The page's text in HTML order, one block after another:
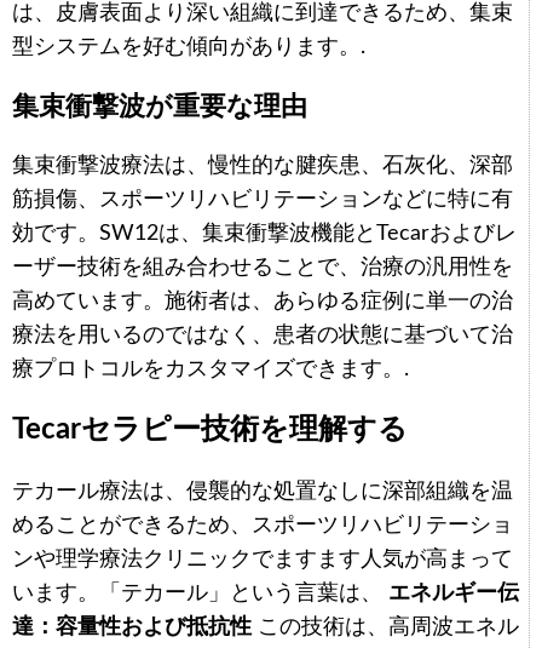
は、皮膚表面より深い組織に到達できるため、集束
型システムを好む傾向があります。.
集束衝撃波が重要な理由
集束衝撃波療法は、慢性的な腱疾患、石灰化、深部
筋損傷、スポーツリハビリテーションなどに特に有
効です。SW12は、集束衝撃波機能とTecarおよびレ
ーザー技術を組み合わせることで、治療の汎用性を
高めています。施術者は、あらゆる症例に単一の治
療法を用いるのではなく、患者の状態に基づいて治
療プロトコルをカスタマイズできます。.
Tecarセラピー技術を理解する
テカール療法は、侵襲的な処置なしに深部組織を温
めることができるため、スポーツリハビリテーショ
ンや理学療法クリニックでますます人気が高まって
います。「テカール」という言葉は、 エネルギー伝
達：容量性および抵抗性 この技術は、高周波エネル